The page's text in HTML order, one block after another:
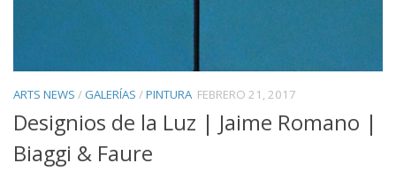
ARTS NEWS / GALERÍAS /PINTURA FEBRERO 21, 2017
Designios de la Luz | Jaime Romano |
Biaggi & Faure